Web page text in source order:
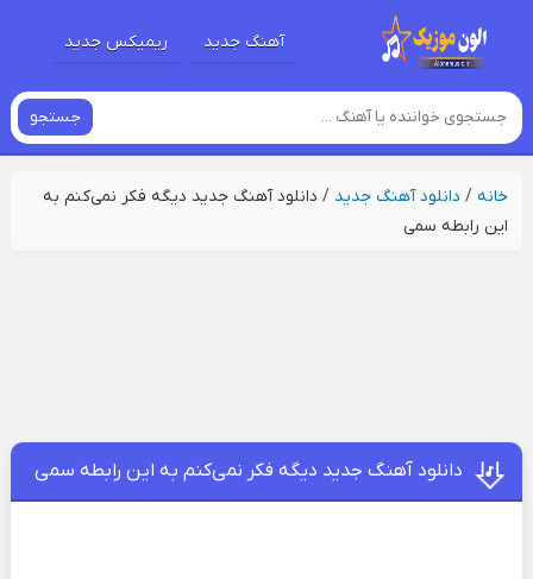
آهنگ جدید ریمیکس جدید
جستجو
خانه/ دانلود آهنگ جدید / دانلود آهنگ جدید دیگه فکر نمی‌کنم به
این رابطه سمی
دانلود آهنگ جدید دیگه فکر نمی‌کنم به این رابطه سمی